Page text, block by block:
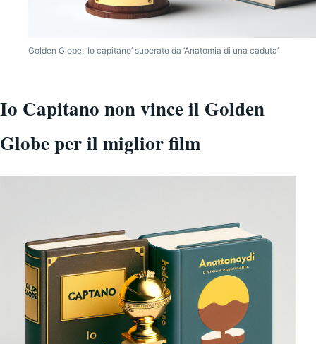
Golden Globe, ‘Io capitano’ superato da ‘Anatomia di una caduta’
Io Capitano non vince il Golden
Globe per il miglior film